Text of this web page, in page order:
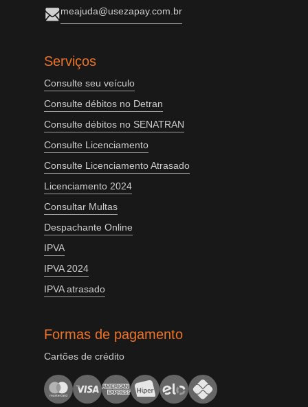
meajuda@usezapay.com.br
Serviços
Consulte seu veículo
Consulte débitos no Detran
Consulte débitos no SENATRAN
Consulte Licenciamento
Consulte Licenciamento Atrasado
Licenciamento 2024
Consultar Multas
Despachante Online
IPVA
IPVA 2024
IPVA atrasado
Formas de pagamento
Cartões de crédito